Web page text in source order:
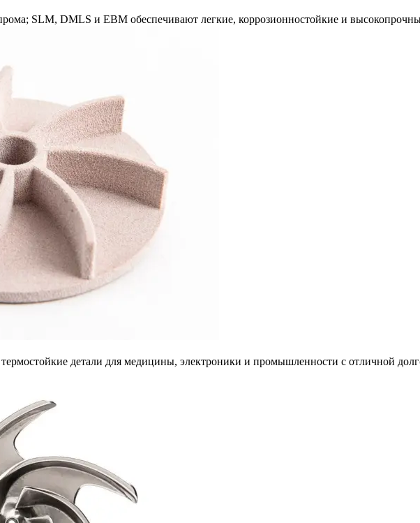
SLM, DMLS и EBM обеспечивают легкие, коррозионностойкие и
детали для медицины, электроники и промышленности с отличной